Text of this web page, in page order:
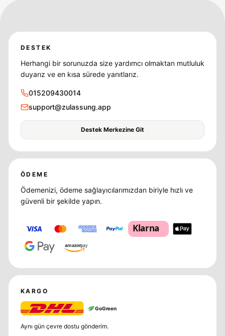
DESTEK
Herhangi bir sorunuzda size yardımcı olmaktan mutluluk
duyarız ve en kısa sürede yanıtlarız.
015209430014
support@zulassung.app
Destek Merkezine Git
ÖDEME
Ödemenizi, ödeme sağlayıcılarımızdan biriyle hızlı ve
güvenli bir şekilde yapın.
Klarna
amazonpay
KARGO
GoGreen
Aynı gün çevre dostu gönderim.